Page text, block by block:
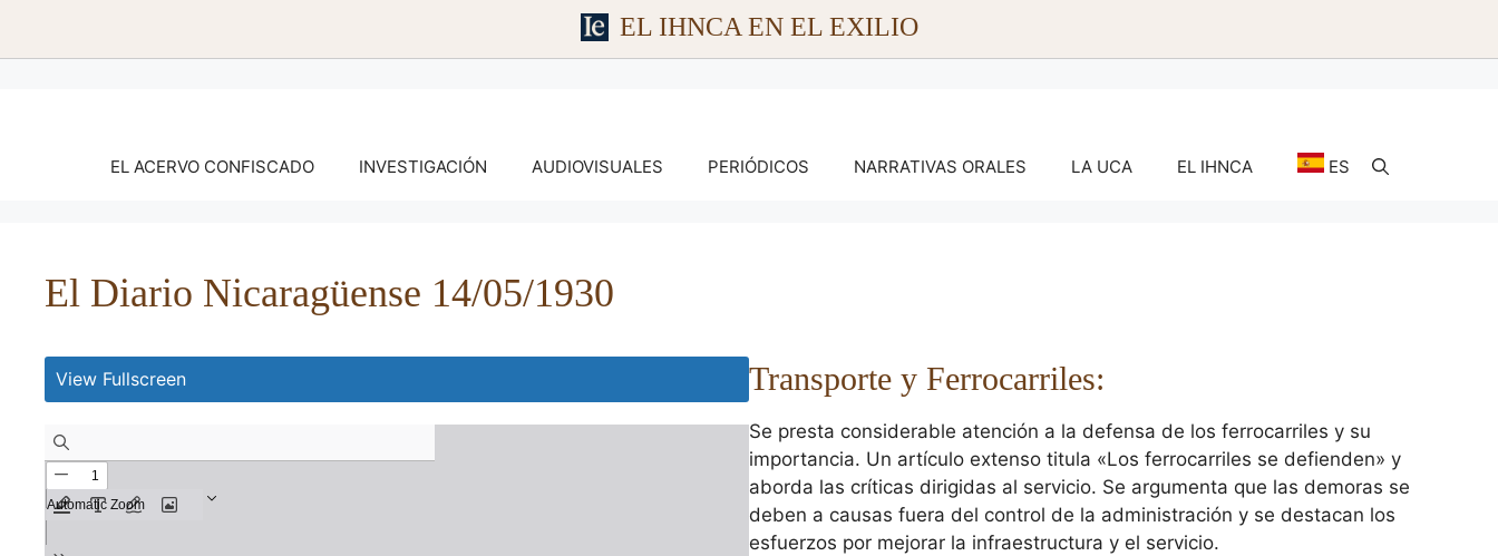
EL IHNCA EN EL EXILIO
EL ACERVO CONFISCADO INVESTIGACIÓN AUDIOVISUALES PERIÓDICOS NARRATIVAS ORALES LA UCA EL IHNCA ES
El Diario Nicaragüense 14/05/1930
View Fullscreen Transporte y Ferrocarriles:
Se presta considerable atención a la defensa de los ferrocarriles y su
importancia. Un artículo extenso titula «Los ferrocarriles se defienden» y
aborda las críticas dirigidas al servicio. Se argumenta que las demoras se
deben a causas fuera del control de la administración y se destacan los
esfuerzos por mejorar la infraestructura y el servicio.